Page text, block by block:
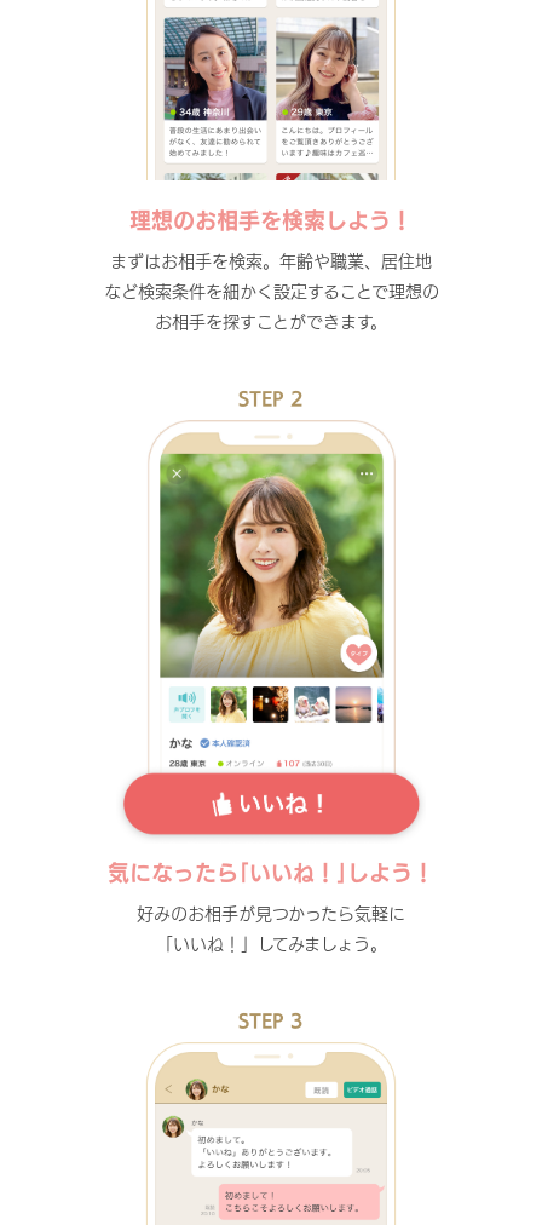
理想のお相手を検索しよう！
まずはお相手を検索。年齢や職業、居住地
など検索条件を細かく設定することで理想の
お相手を探すことができます。
STEP 2
気になったら｢いいね！｣しよう！
好みのお相手が見つかったら気軽に
「いいね！」してみましょう。
STEP 3